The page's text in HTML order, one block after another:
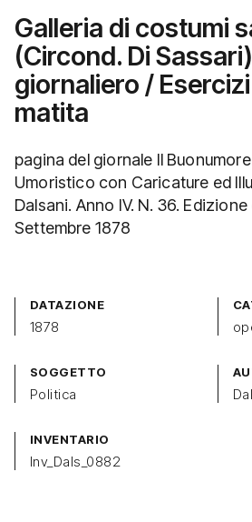
Galleria di costumi
(Circond. Di
giornaliero /
matita
pagina del giornale Il
Umoristico con Caricature ed
Dalsani. Anno IV. N. 36.
Settembre 1878
DATAZIONE
1878
SOGGETTO
Politica
INVENTARIO
Inv_Dals_0882